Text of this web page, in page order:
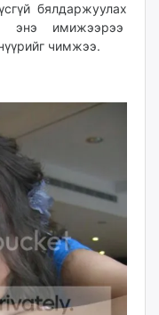
бялдаржуулах
энэ имижээрээ
нүүрийг чимжээ.